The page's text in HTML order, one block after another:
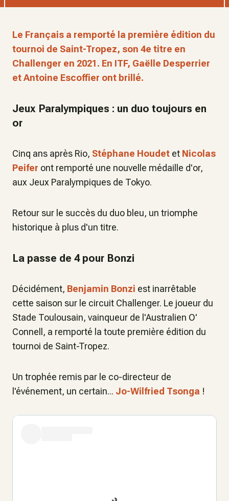
Le Français a remporté la première édition du
tournoi de Saint-Tropez, son 4e titre en
Challenger en 2021. En ITF, Gaëlle Desperrier
et Antoine Escoffier ont brillé.
Jeux Paralympiques : un duo toujours en
or
Cinq ans après Rio, Stéphane Houdet et Nicolas
Peifer ont remporté une nouvelle médaille d'or,
aux Jeux Paralympiques de Tokyo.
Retour sur le succès du duo bleu, un triomphe
historique à plus d'un titre.
La passe de 4 pour Bonzi
Décidément, Benjamin Bonzi est inarrêtable
cette saison sur le circuit Challenger. Le joueur du
Stade Toulousain, vainqueur de l'Australien O'
Connell, a remporté la toute première édition du
tournoi de Saint-Tropez.
Un trophée remis par le co-directeur de
l'événement, un certain... Jo-Wilfried Tsonga !